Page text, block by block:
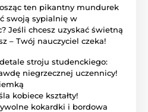
ten pikantny mundurek
swoją sypialnię w
Jeśli chcesz uzyskać świetną
– Twój nauczyciel czeka!
stroju studenckiego:
niegrzecznej uczennicy!
kobiece kształty!
kokardki i bordowa